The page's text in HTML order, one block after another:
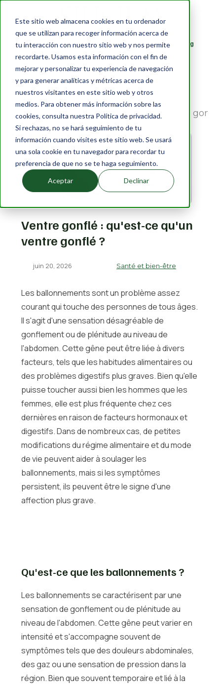
Este sitio web almacena cookies en tu ordenador
que se utilizan para recoger información acerca de
tu interacción con nuestro sitio web y nos permite
recordarte. Usamos esta información con el fin de
mejorar y personalizar tu experiencia de navegación
y para generar analíticas y métricas acerca de
nuestros visitantes en este sitio web y otros
medios. Para obtener más información sobre las
cookies, consulta nuestra Política de privacidad.
Si rechazas, no se hará seguimiento de tu
información cuando visites este sitio web. Se usará
una sola cookie en tu navegador para recordar tu
preferencia de que no se te haga seguimiento.
Aceptar Declinar
Produits Packs En savoir plus À propos Blog
FR
Blog ›
Santé et bien-être
›Ventre gonflé : qu'est-ce qu'un ventre
Ventre gonflé : qu'est-ce qu'un
ventre gonflé ?
juin 20, 2026 Santé et bien-être
Les ballonnements sont un problème assez
courant qui touche des personnes de tous âges.
Il s'agit d'une sensation désagréable de
gonflement ou de plénitude au niveau de
l'abdomen. Cette gêne peut être liée à divers
facteurs, tels que les habitudes alimentaires ou
des problèmes digestifs plus graves. Bien qu'elle
puisse toucher aussi bien les hommes que les
femmes, elle est plus fréquente chez ces
dernières en raison de facteurs hormonaux et
digestifs. Dans de nombreux cas, de petites
modifications du régime alimentaire et du mode
de vie peuvent aider à soulager les
ballonnements, mais si les symptômes
persistent, ils peuvent être le signe d'une
affection plus grave.
Qu'est-ce que les ballonnements ?
Les ballonnements se caractérisent par une
sensation de gonflement ou de plénitude au
niveau de l'abdomen. Cette gêne peut varier en
intensité et s'accompagne souvent de
symptômes tels que des douleurs abdominales,
des gaz ou une sensation de pression dans la
région. Bien que souvent temporaire et lié à la